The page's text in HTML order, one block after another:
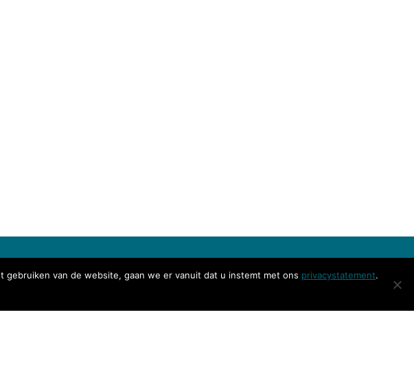
0645 731
van de website, gaan we er vanuit dat u instemt met ons privacystatement.